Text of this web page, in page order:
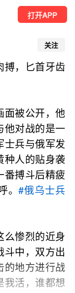
打开APP
关注
搏，匕首牙齿
面被公开，他
他对战的是一
士兵与俄军发
种人的贴身袭
番搏斗后精疲
。#俄乌士兵
么惨烈的近身
斗中，双方出
的地方进行战
我活，谁都想